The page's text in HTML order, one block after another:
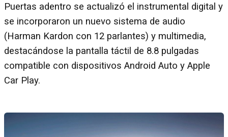
Puertas adentro se actualizó el instrumental digital y
se incorporaron un nuevo sistema de audio
(Harman Kardon con 12 parlantes) y multimedia,
destacándose la pantalla táctil de 8.8 pulgadas
compatible con dispositivos Android Auto y Apple
Car Play.